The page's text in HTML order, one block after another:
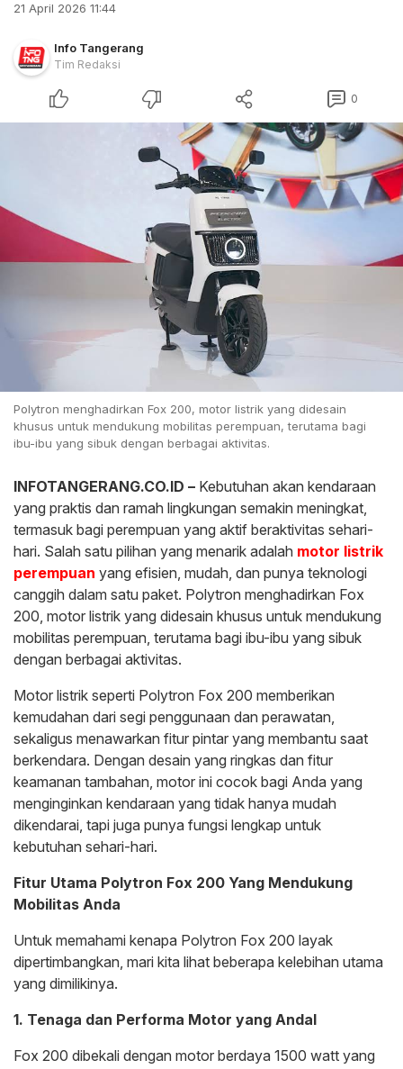
21 April 2026 11:44
Info Tangerang
Tim Redaksi
0
Polytron menghadirkan Fox 200, motor listrik yang didesain
khusus untuk mendukung mobilitas perempuan, terutama bagi
ibu-ibu yang sibuk dengan berbagai aktivitas.
INFOTANGERANG.CO.ID – Kebutuhan akan kendaraan
yang praktis dan ramah lingkungan semakin meningkat,
termasuk bagi perempuan yang aktif beraktivitas sehari-
hari. Salah satu pilihan yang menarik adalah motor listrik
perempuan yang efisien, mudah, dan punya teknologi
canggih dalam satu paket. Polytron menghadirkan Fox
200, motor listrik yang didesain khusus untuk mendukung
mobilitas perempuan, terutama bagi ibu-ibu yang sibuk
dengan berbagai aktivitas.
Motor listrik seperti Polytron Fox 200 memberikan
kemudahan dari segi penggunaan dan perawatan,
sekaligus menawarkan fitur pintar yang membantu saat
berkendara. Dengan desain yang ringkas dan fitur
keamanan tambahan, motor ini cocok bagi Anda yang
menginginkan kendaraan yang tidak hanya mudah
dikendarai, tapi juga punya fungsi lengkap untuk
kebutuhan sehari-hari.
Fitur Utama Polytron Fox 200 Yang Mendukung
Mobilitas Anda
Untuk memahami kenapa Polytron Fox 200 layak
dipertimbangkan, mari kita lihat beberapa kelebihan utama
yang dimilikinya.
1. Tenaga dan Performa Motor yang Andal
Fox 200 dibekali dengan motor berdaya 1500 watt yang